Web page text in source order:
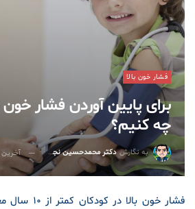
فشار خون بالا
برای پایین آوردن فشار خون
چه کنیم؟
به نگارشدکتر محمدحسین نجفی
فشار خون